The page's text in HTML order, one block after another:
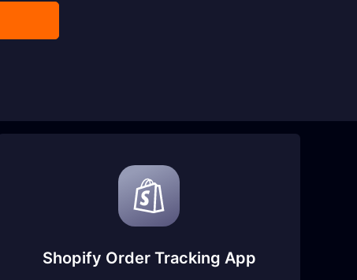
Shopify Order Tracking App